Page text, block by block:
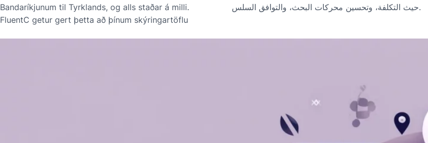
Bandaríkjunum til Tyrklands, og alls staðar á milli.
FluentC getur gert þetta að þínum skýringartöflu
حيث التكلفة، وتحسين محركات البحث، والتوافق السلس.